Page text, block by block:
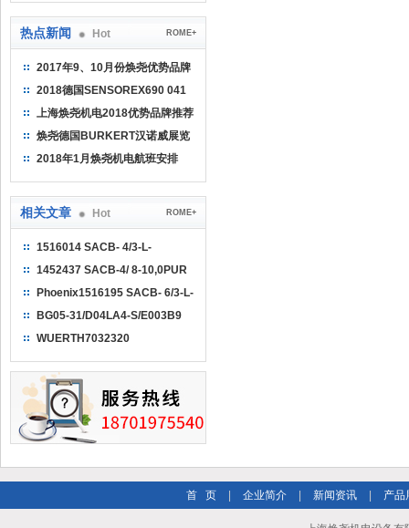
热点新闻 Hot ROME+
2017年9、10月份焕尧优势品牌
推荐
2018德国SENSOREX690 041
415 D
上海焕尧机电2018优势品牌推荐
焕尧德国BURKERT汉诺威展览
（2018）
2018年1月焕尧机电航班安排
相关文章 Hot ROME+
1516014 SACB- 4/3-L-
5,0PUR-M8
1452437 SACB-4/ 8-10,0PUR
SCO P
Phoenix1516195 SACB- 6/3-L-
M16-M8
BG05-31/D04LA4-S/E003B9
0.12KW
WUERTH7032320
首 页 企业简介 新闻资讯 产品